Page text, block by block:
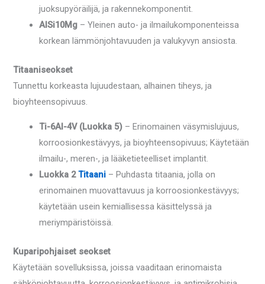
juoksupyöräilijä, ja rakennekomponentit.
AlSi10Mg – Yleinen auto- ja ilmailukomponenteissa
korkean lämmönjohtavuuden ja valukyvyn ansiosta.
Titaaniseokset
Tunnettu korkeasta lujuudestaan, alhainen tiheys, ja
bioyhteensopivuus.
Ti-6Al-4V (Luokka 5) – Erinomainen väsymislujuus,
korroosionkestävyys, ja bioyhteensopivuus; Käytetään
ilmailu-, meren-, ja lääketieteelliset implantit.
Luokka 2Titaani – Puhdasta titaania, jolla on
erinomainen muovattavuus ja korroosionkestävyys;
käytetään usein kemiallisessa käsittelyssä ja
meriympäristöissä.
Kuparipohjaiset seokset
Käytetään sovelluksissa, joissa vaaditaan erinomaista